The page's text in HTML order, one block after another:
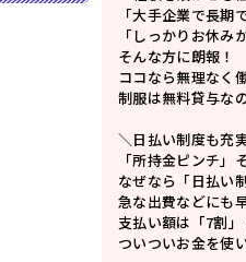
「大手企業で長期
「しっかりお休み
そんな方に朗報！
ココなら無理なく
制服は無料貸与な
＼日払い制度も充
「所持金ピンチ」
なぜなら「日払い
急な出費などにも
支払い額は「7割」
ついついお金を使